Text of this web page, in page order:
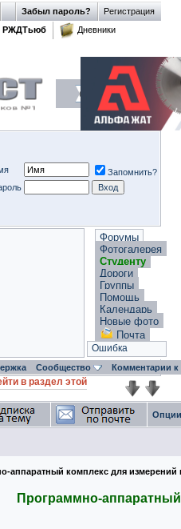
Регистрация
Забыл пароль?
РЖДТьюб
Дневники
Запомнить?
Форумы
Фотогалерея
Студенту
Дороги
Группы
Помощь
Календарь
Новые фото
Почта
Ошибка
Сообщество Комментарии
в раздел этой
аппаратный комплекс для измерений
Программно-